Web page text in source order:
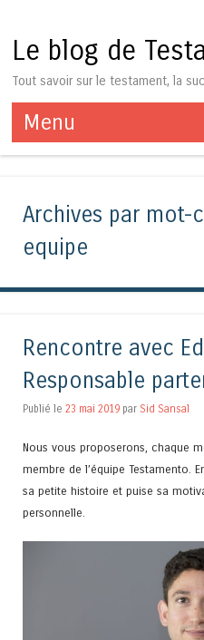
Le blog de
Tout savoir sur le testament, la
Menu
Aller au contenu
Archives par mot-
equipe
Rencontre avec
Responsable
Publié le 23 mai 2019 par Sid Sansal
Nous vous proposerons, chaque
membre de l’équipe Testamento.
sa petite histoire et puise sa
personnelle.